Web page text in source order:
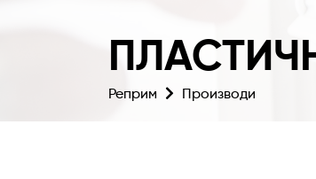
Реприм Производи